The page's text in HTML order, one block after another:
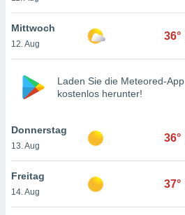
finden
. Sie
jederzeit
Sie
Mittwoch
12. Aug
36°
Laden Sie die Meteored-App
kostenlos herunter!
Donnerstag
13. Aug
36°
Freitag
14. Aug
37°